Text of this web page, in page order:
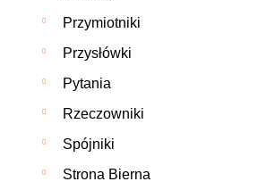
Przymiotniki
Przysłówki
Pytania
Rzeczowniki
Spójniki
Strona Bierna